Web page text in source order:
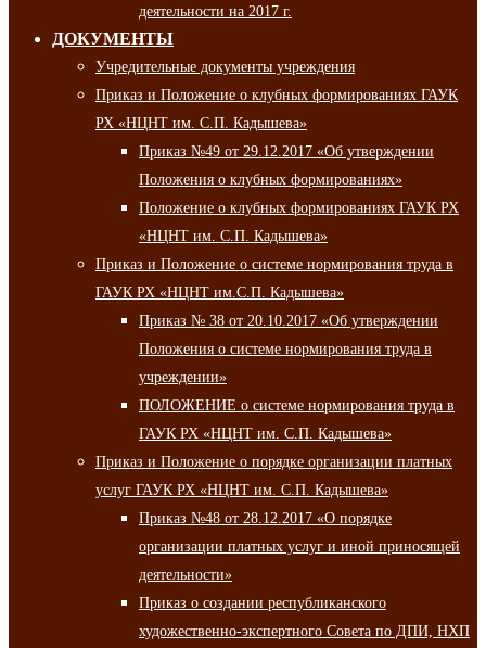
деятельности на 2017 г.
ДОКУМЕНТЫ
Учредительные документы учреждения
Приказ и Положение о клубных формированиях ГАУК
РХ «НЦНТ им. С.П. Кадышева»
Приказ №49 от 29.12.2017 «Об утверждении
Положения о клубных формированиях»
Положение о клубных формированиях ГАУК РХ
«НЦНТ им. С.П. Кадышева»
Приказ и Положение о системе нормирования труда в
ГАУК РХ «НЦНТ им.С.П. Кадышева»
Приказ № 38 от 20.10.2017 «Об утверждении
Положения о системе нормирования труда в
учреждении»
ПОЛОЖЕНИЕ о системе нормирования труда в
ГАУК РХ «НЦНТ им. С.П. Кадышева»
Приказ и Положение о порядке организации платных
услуг ГАУК РХ «НЦНТ им. С.П. Кадышева»
Приказ №48 от 28.12.2017 «О порядке
организации платных услуг и иной приносящей
деятельности»
Приказ о создании республиканского
художественно-экспертного Совета по ДПИ, НХП